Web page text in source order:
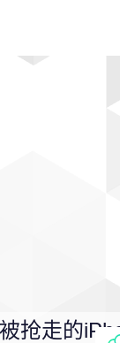
抢走的